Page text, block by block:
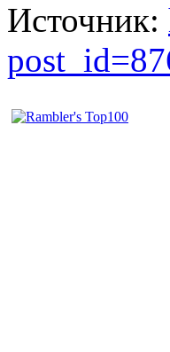
Источник: